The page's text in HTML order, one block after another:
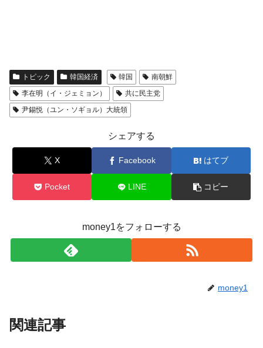
トピック 韓国経済 韓国
南朝鮮
李在明（イ・ジェミョン）
共に民主党
尹錫悦（ユン・ソギョル）大統領
シェアする
X Facebook はてブ
Pocket LINE コピー
money1をフォローする
money1
関連記事